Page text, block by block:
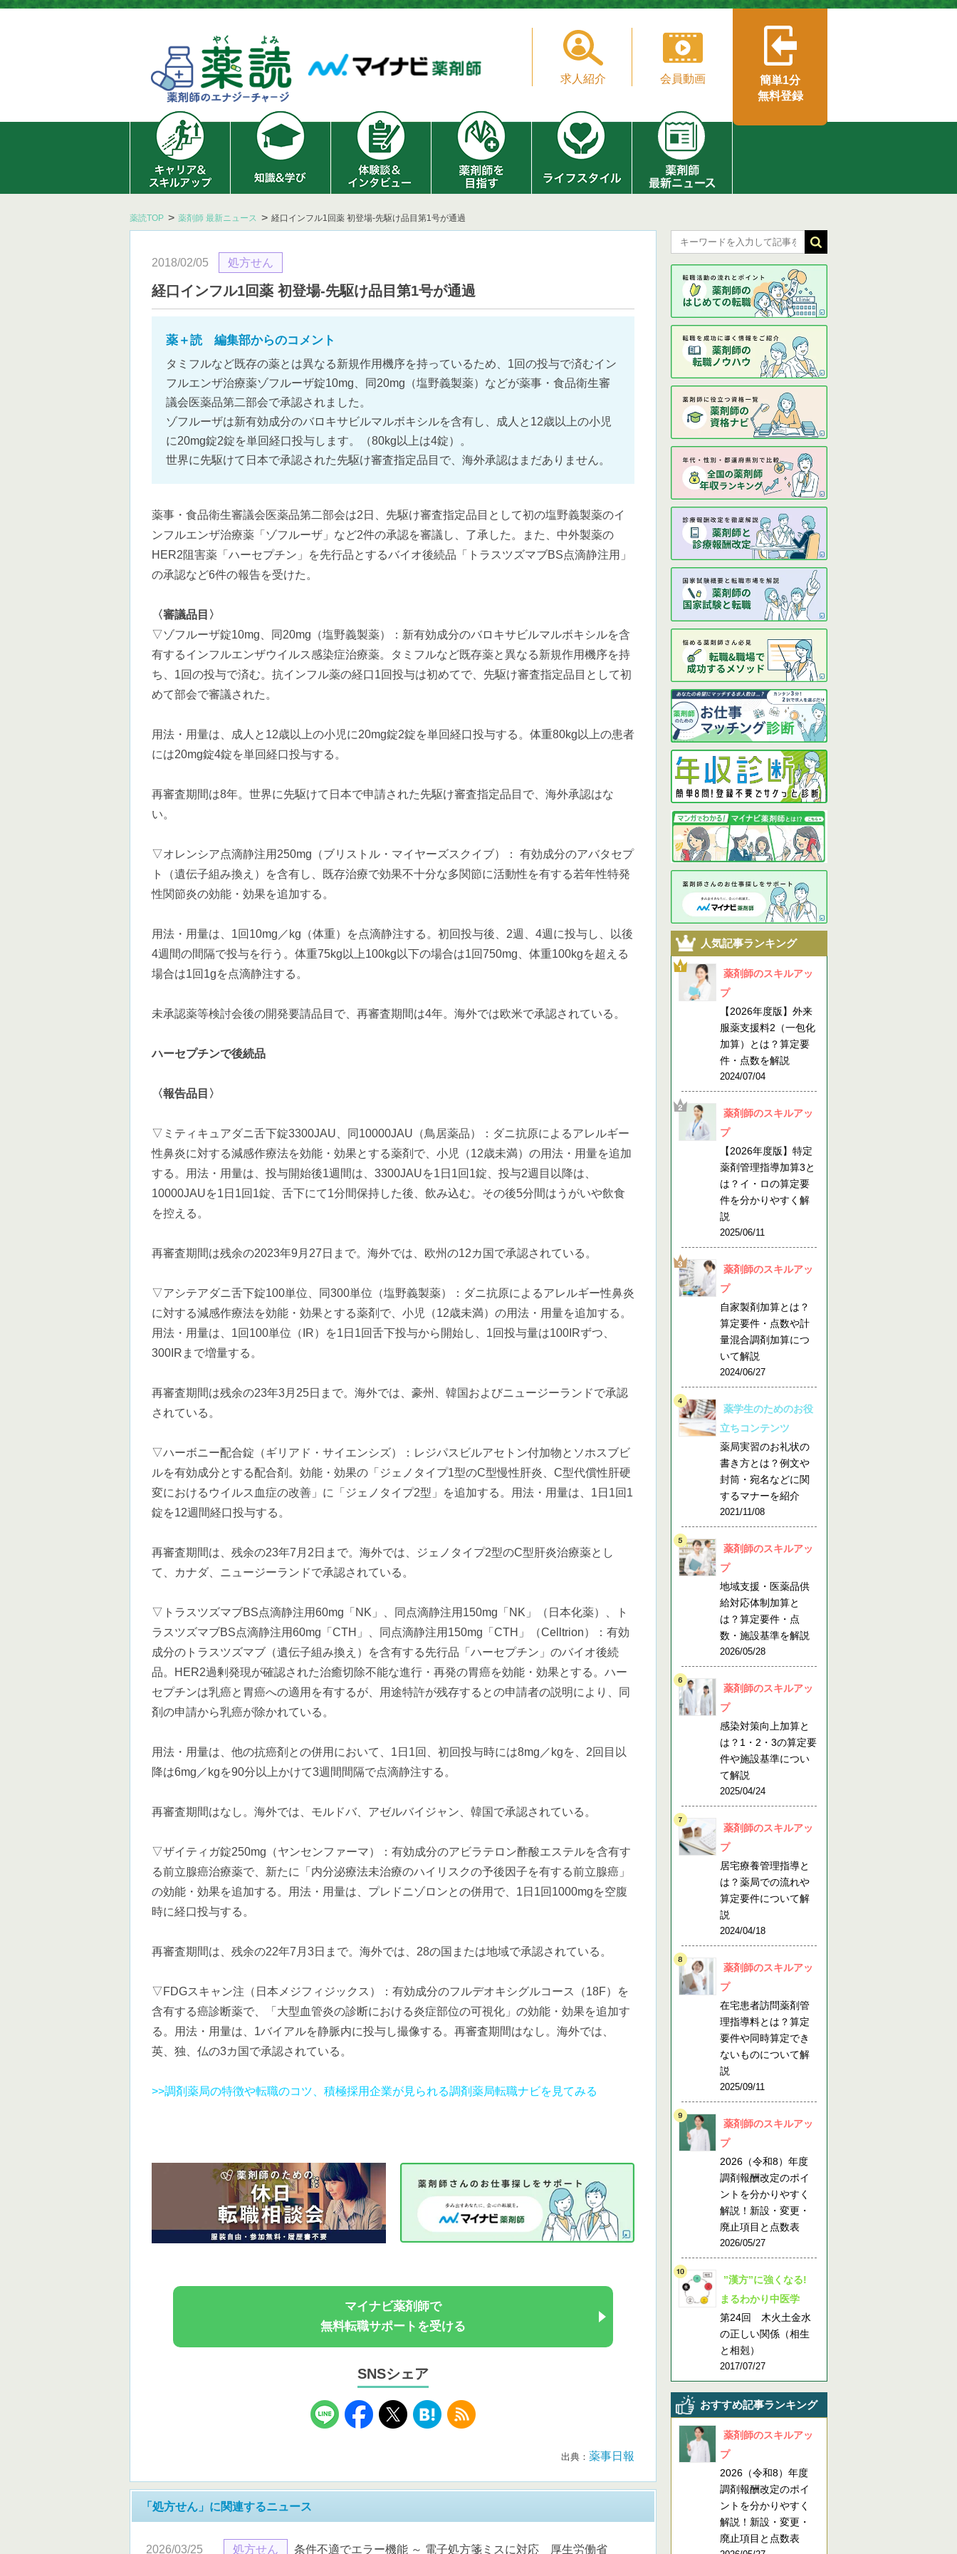
求人紹介 会員動画
簡単1分
無料登録
薬読TOP 薬剤師 最新ニュース 経口インフル1回薬 初登場‐先駆け品目第1号が通過
2018/02/05 処方せん
経口インフル1回薬 初登場‐先駆け品目第1号が通過
薬＋読 編集部からのコメント
タミフルなど既存の薬とは異なる新規作用機序を持っているため、1回の投与で済むイン
フルエンザ治療薬ゾフルーザ錠10mg、同20mg（塩野義製薬）などが薬事・食品衛生審
議会医薬品第二部会で承認されました。
ゾフルーザは新有効成分のバロキサビルマルボキシルを含有し、成人と12歳以上の小児
に20mg錠2錠を単回経口投与します。（80kg以上は4錠）。
世界に先駆けて日本で承認された先駆け審査指定品目で、海外承認はまだありません。
薬事・食品衛生審議会医薬品第二部会は2日、先駆け審査指定品目として初の塩野義製薬のイ
ンフルエンザ治療薬「ゾフルーザ」など2件の承認を審議し、了承した。また、中外製薬の
HER2阻害薬「ハーセプチン」を先行品とするバイオ後続品「トラスツズマブBS点滴静注用」
の承認など6件の報告を受けた。
〈審議品目〉
▽ゾフルーザ錠10mg、同20mg（塩野義製薬）：新有効成分のバロキサビルマルボキシルを含
有するインフルエンザウイルス感染症治療薬。タミフルなど既存薬と異なる新規作用機序を持
ち、1回の投与で済む。抗インフル薬の経口1回投与は初めてで、先駆け審査指定品目として初
めて部会で審議された。
用法・用量は、成人と12歳以上の小児に20mg錠2錠を単回経口投与する。体重80kg以上の患者
には20mg錠4錠を単回経口投与する。
再審査期間は8年。世界に先駆けて日本で申請された先駆け審査指定品目で、海外承認はな
い。
▽オレンシア点滴静注用250mg（ブリストル・マイヤーズスクイブ）： 有効成分のアバタセプ
ト（遺伝子組み換え）を含有し、既存治療で効果不十分な多関節に活動性を有する若年性特発
性関節炎の効能・効果を追加する。
用法・用量は、1回10mg／kg（体重）を点滴静注する。初回投与後、2週、4週に投与し、以後
4週間の間隔で投与を行う。体重75kg以上100kg以下の場合は1回750mg、体重100kgを超える
場合は1回1gを点滴静注する。
未承認薬等検討会後の開発要請品目で、再審査期間は4年。海外では欧米で承認されている。
ハーセプチンで後続品
〈報告品目〉
▽ミティキュアダニ舌下錠3300JAU、同10000JAU（鳥居薬品）：ダニ抗原によるアレルギー
性鼻炎に対する減感作療法を効能・効果とする薬剤で、小児（12歳未満）の用法・用量を追加
する。用法・用量は、投与開始後1週間は、3300JAUを1日1回1錠、投与2週目以降は、
10000JAUを1日1回1錠、舌下にて1分間保持した後、飲み込む。その後5分間はうがいや飲食
を控える。
再審査期間は残余の2023年9月27日まで。海外では、欧州の12カ国で承認されている。
▽アシテアダニ舌下錠100単位、同300単位（塩野義製薬）：ダニ抗原によるアレルギー性鼻炎
に対する減感作療法を効能・効果とする薬剤で、小児（12歳未満）の用法・用量を追加する。
用法・用量は、1回100単位（IR）を1日1回舌下投与から開始し、1回投与量は100IRずつ、
300IRまで増量する。
再審査期間は残余の23年3月25日まで。海外では、豪州、韓国およびニュージーランドで承認
されている。
▽ハーボニー配合錠（ギリアド・サイエンシズ）：レジパスビルアセトン付加物とソホスブビ
ルを有効成分とする配合剤。効能・効果の「ジェノタイプ1型のC型慢性肝炎、C型代償性肝硬
変におけるウイルス血症の改善」に「ジェノタイプ2型」を追加する。用法・用量は、1日1回1
錠を12週間経口投与する。
再審査期間は、残余の23年7月2日まで。海外では、ジェノタイプ2型のC型肝炎治療薬とし
て、カナダ、ニュージーランドで承認されている。
▽トラスツズマブBS点滴静注用60mg「NK」、同点滴静注用150mg「NK」（日本化薬）、ト
ラスツズマブBS点滴静注用60mg「CTH」、同点滴静注用150mg「CTH」（Celltrion）：有効
成分のトラスツズマブ（遺伝子組み換え）を含有する先行品「ハーセプチン」のバイオ後続
品。HER2過剰発現が確認された治癒切除不能な進行・再発の胃癌を効能・効果とする。ハー
セプチンは乳癌と胃癌への適用を有するが、用途特許が残存するとの申請者の説明により、同
剤の申請から乳癌が除かれている。
用法・用量は、他の抗癌剤との併用において、1日1回、初回投与時には8mg／kgを、2回目以
降は6mg／kgを90分以上かけて3週間間隔で点滴静注する。
再審査期間はなし。海外では、モルドバ、アゼルバイジャン、韓国で承認されている。
▽ザイティガ錠250mg（ヤンセンファーマ）：有効成分のアビラテロン酢酸エステルを含有す
る前立腺癌治療薬で、新たに「内分泌療法未治療のハイリスクの予後因子を有する前立腺癌」
の効能・効果を追加する。用法・用量は、プレドニゾロンとの併用で、1日1回1000mgを空腹
時に経口投与する。
再審査期間は、残余の22年7月3日まで。海外では、28の国または地域で承認されている。
▽FDGスキャン注（日本メジフィジックス）：有効成分のフルデオキシグルコース（18F）を
含有する癌診断薬で、「大型血管炎の診断における炎症部位の可視化」の効能・効果を追加す
る。用法・用量は、1バイアルを静脈内に投与し撮像する。再審査期間はなし。海外では、
英、独、仏の3カ国で承認されている。
>>調剤薬局の特徴や転職のコツ、積極採用企業が見られる調剤薬局転職ナビを見てみる
マイナビ薬剤師で
無料転職サポートを受ける
SNSシェア
出典： 薬事日報
「処方せん」に関連するニュース
2026/03/25 処方せん 条件不適でエラー機能 ～ 電子処方箋ミスに対応 厚生労働省
人気記事ランキング
薬剤師のスキルアッ
プ
【2026年度版】外来
服薬支援料2（一包化
加算）とは？算定要
件・点数を解説
2024/07/04
薬剤師のスキルアッ
プ
【2026年度版】特定
薬剤管理指導加算3と
は？イ・ロの算定要
件を分かりやすく解
説
2025/06/11
薬剤師のスキルアッ
プ
自家製剤加算とは？
算定要件・点数や計
量混合調剤加算につ
いて解説
2024/06/27
薬学生のためのお役
立ちコンテンツ
薬局実習のお礼状の
書き方とは？例文や
封筒・宛名などに関
するマナーを紹介
2021/11/08
薬剤師のスキルアッ
プ
地域支援・医薬品供
給対応体制加算と
は？算定要件・点
数・施設基準を解説
2026/05/28
薬剤師のスキルアッ
プ
感染対策向上加算と
は？1・2・3の算定要
件や施設基準につい
て解説
2025/04/24
薬剤師のスキルアッ
プ
居宅療養管理指導と
は？薬局での流れや
算定要件について解
説
2024/04/18
薬剤師のスキルアッ
プ
在宅患者訪問薬剤管
理指導料とは？算定
要件や同時算定でき
ないものについて解
説
2025/09/11
薬剤師のスキルアッ
プ
2026（令和8）年度
調剤報酬改定のポイ
ントを分かりやすく
解説！新設・変更・
廃止項目と点数表
2026/05/27
”漢方”に強くなる!
まるわかり中医学
第24回 木火土金水
の正しい関係（相生
と相剋）
2017/07/27
おすすめ記事ランキング
薬剤師のスキルアッ
プ
2026（令和8）年度
調剤報酬改定のポイ
ントを分かりやすく
解説！新設・変更・
廃止項目と点数表